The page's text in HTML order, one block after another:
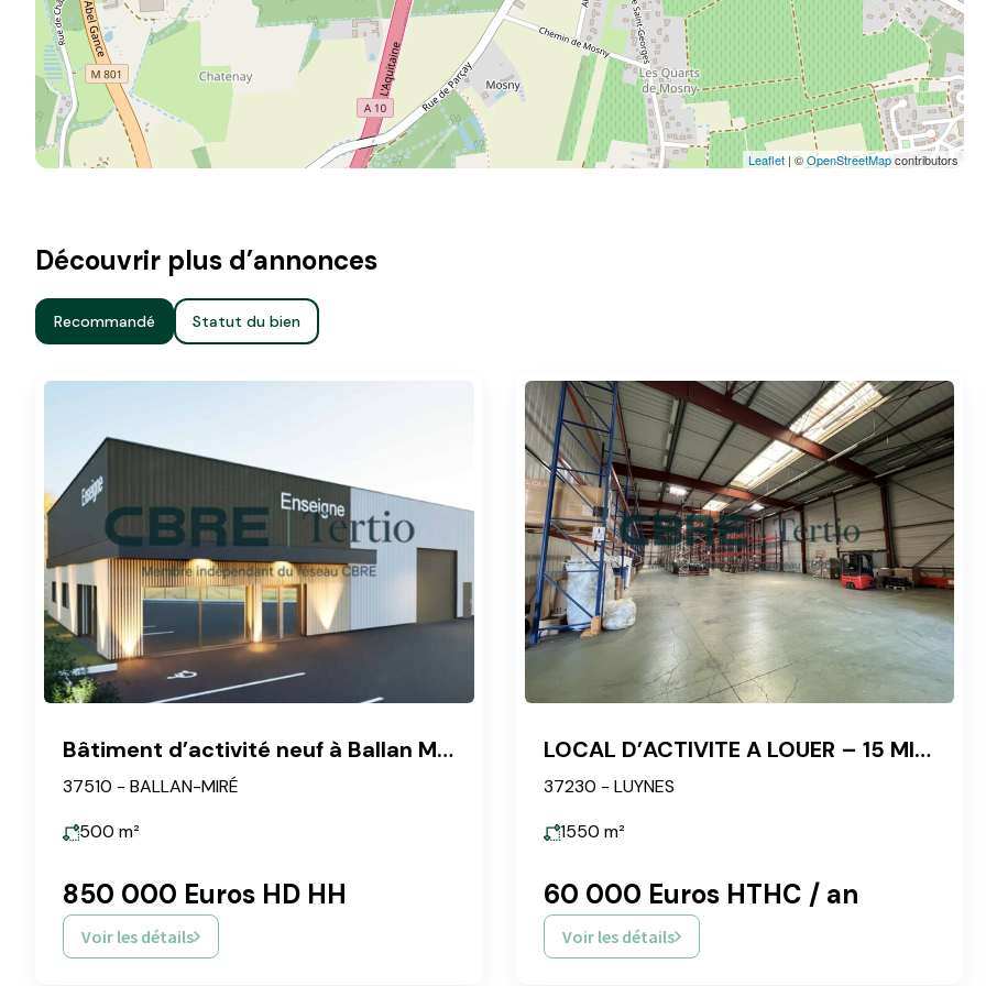
Leaflet | ©OpenStreetMapcontributors
Découvrir plus d’annonces
Recommandé Statut du bien
Bâtiment d’activité neuf à Ballan Miré
37510 - BALLAN-MIRÉ
500 m²
850 000 Euros HD HH
Voir les détails
LOCAL D’ACTIVITE A LOUER – 15 MIN DE TOURS
37230 - LUYNES
1550 m²
60 000 Euros HTHC / an
Voir les détails